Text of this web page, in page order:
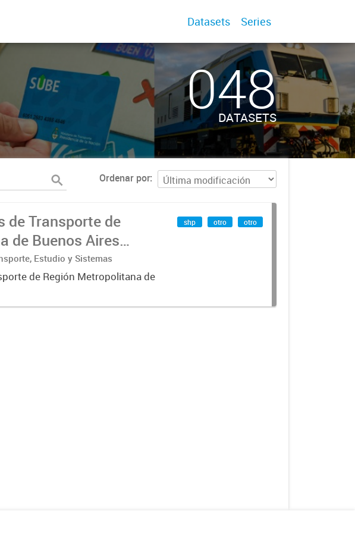
Datasets Series
048
DATASETS
Ordenar por
de Transporte de
de Buenos Aires
Estudio y Sistemas
de Región Metropolitana de
shp otro otro